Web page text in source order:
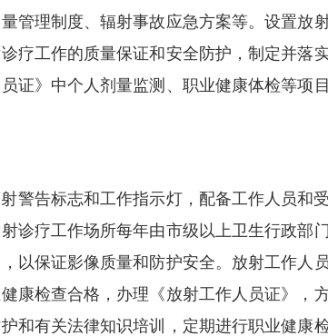
管理制度、辐射事故应急方案等。设置放
疗工作的质量保证和安全防护，制定并落
证》中个人剂量监测、职业健康体检等项目
警告标志和工作指示灯，配备工作人员和受
诊疗工作场所每年由市级以上卫生行政部门
以保证影像质量和防护安全。放射工作人员
康检查合格，办理《放射工作人员证》，
和有关法律知识培训，定期进行职业健康